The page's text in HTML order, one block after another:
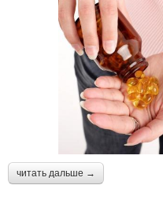
читать дальше →